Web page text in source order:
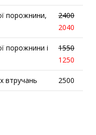
порожнини,
2400
2040
порожнини і
1550
1250
втручань 2500